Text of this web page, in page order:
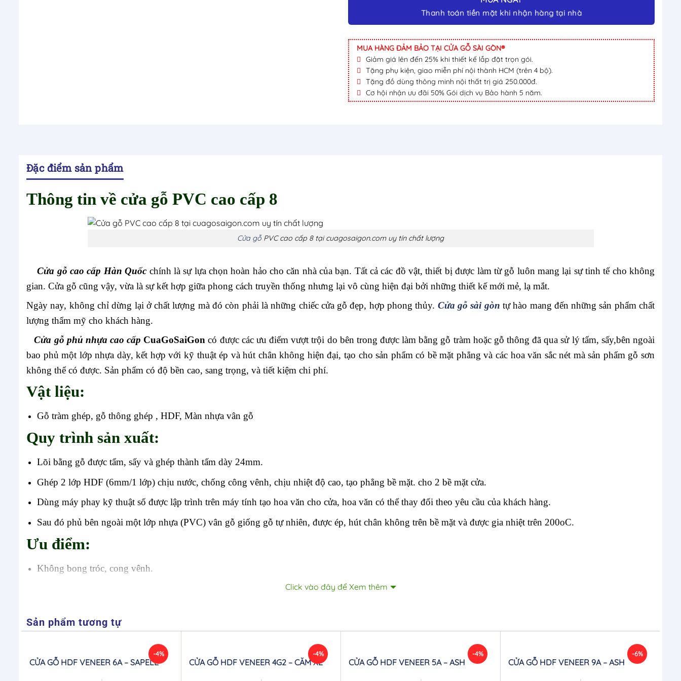
MUA HÀNG ĐẢM BẢO TẠI CỬA GỖ SÀI GÒN®
Giảm giá lên đến 25% khi thiết kế lắp đặt trọn gói.
Tặng phụ kiện, giao miễn phí nội thành HCM (trên 4 bộ).
Tặng đồ dùng thông minh nội thất trị giá 250.000đ.
Cơ hội nhận ưu đãi 50% Gói dịch vụ Bảo hành 5 năm.
Đặc điểm sản phẩm
Thông tin về cửa gỗ PVC cao cấp 8
Cửa gỗPVC cao cấp 8 tại cuagosaigon.com uy tín chất lượng
Cửa gỗ cao cấp Hàn Quốc chính là sự lựa chọn hoàn hảo cho căn nhà của bạn. Tất cả các đồ vật, thiết bị được làm từ gỗ luôn mang lại sự tinh tế cho không
gian. Cửa gỗ cũng vậy, vừa là sự kết hợp giữa phong cách truyền thống nhưng lại vô cùng hiện đại bởi những thiết kế mới mẻ, lạ mắt.
Ngày nay, không chỉ dừng lại ở chất lượng mà đó còn phải là những chiếc cửa gỗ đẹp, hợp phong thủy. Cửa gỗ sài gòn tự hào mang đến những sản phẩm chất
lượng thẩm mỹ cho khách hàng.
Cửa gỗ phủ nhựa cao cấp CuaGoSaiGoncó được các ưu điểm vượt trội do bên trong được làm bằng gỗ tràm hoặc gỗ thông đã qua sử lý tẩm, sấy,bên ngoài
bao phủ một lớp nhựa dày, kết hợp với kỹ thuật ép và hút chân không hiện đại, tạo cho sản phẩm có bề mặt phẳng và các hoa văn sắc nét mà sản phẩm gỗ sơn
không thể có được. Sản phẩm có độ bền cao, sang trọng, và tiết kiệm chi phí.
Vật liệu:
Gỗ tràm ghép, gỗ thông ghép , HDF, Màn nhựa vân gỗ
Quy trình sản xuất:
Lõi bằng gỗ được tẩm, sấy và ghép thành tấm dày 24mm.
Ghép 2 lớp HDF (6mm/1 lớp) chịu nước, chống công vênh, chịu nhiệt độ cao, tạo phẳng bề mặt. cho 2 bề mặt cửa.
Dùng máy phay kỹ thuật số được lập trình trên máy tính tạo hoa văn cho cửa, hoa văn có thể thay đổi theo yêu cầu của khách hàng.
Sau đó phủ bên ngoài một lớp nhựa (PVC) vân gỗ giống gỗ tự nhiên, được ép, hút chân không trên bề mặt và được gia nhiệt trên 200oC.
Ưu điểm:
Không bong tróc, cong vênh.
Hạn chế trầy xước, Vệ sinh dễ dàng
Chịu nhiệt
Click vào đây để Xem thêm
Sản phẩm tương tự
-4%
CỬA GỖ HDF VENEER 6A – SAPELE
-4%
CỬA GỖ HDF VENEER 4G2 – CĂM XE
-4%
CỬA GỖ HDF VENEER 5A – ASH
-6%
CỬA GỖ HDF VENEER 9A – ASH